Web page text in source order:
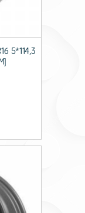
5*114,3